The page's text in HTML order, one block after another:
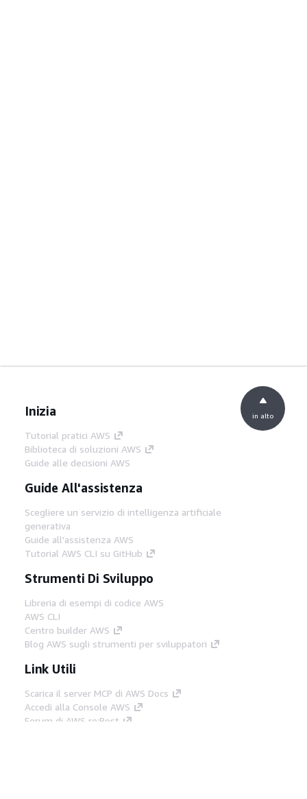
Inizia
Tutorial pratici AWS
Biblioteca di soluzioni AWS
Guide alle decisioni AWS
Guide All'assistenza
Scegliere un servizio di intelligenza artificiale
generativa
Guide all'assistenza AWS
Tutorial AWS CLI su GitHub
Strumenti Di Sviluppo
Libreria di esempi di codice AWS
AWS CLI
Centro builder AWS
Blog AWS sugli strumenti per sviluppatori
Link Utili
Scarica il server MCP di AWS Docs
Accedi alla Console AWS
Forum di AWS re:Post
in alto